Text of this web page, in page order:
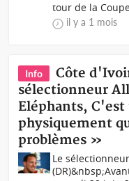
tour de la
il y a 1 mois
Info
Côte
sélectionneur
Eléphants,
physiquement
problèmes »
Le